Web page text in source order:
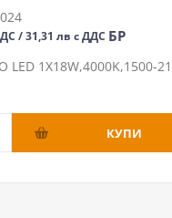
/ 31,31 лв с ДДС БР
1Х18W,4000K,1500-